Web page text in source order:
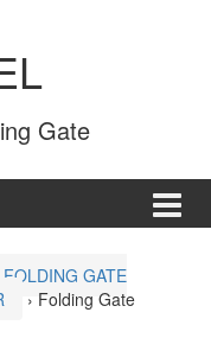
Gate
FOLDING GATE
› Folding Gate